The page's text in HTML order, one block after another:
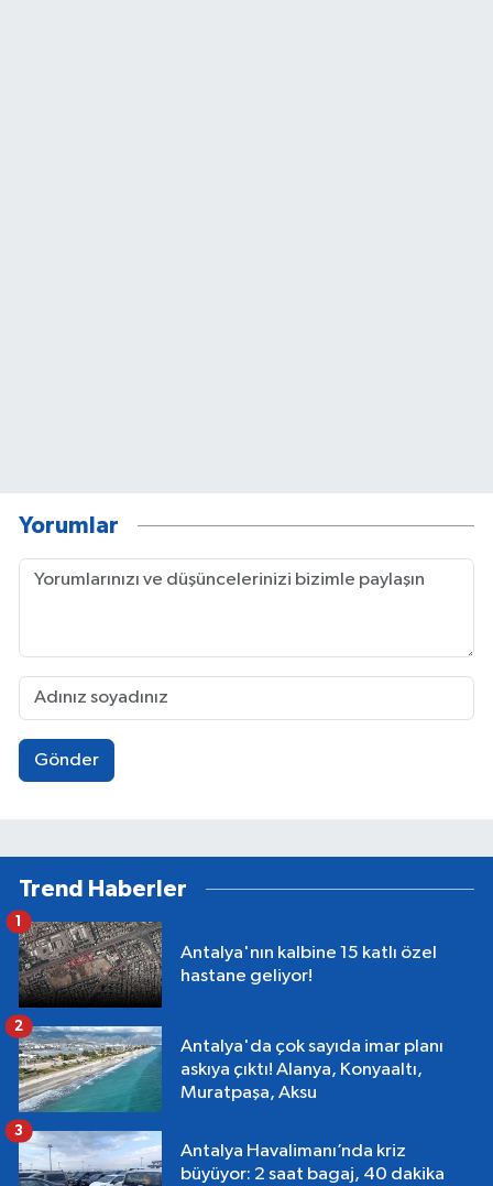
Yorumlar
Gönder
Trend Haberler
Antalya'nın kalbine 15 katlı özel
hastane geliyor!
1
Antalya'da çok sayıda imar planı
askıya çıktı! Alanya, Konyaaltı,
Muratpaşa, Aksu
2
Antalya Havalimanı’nda kriz
büyüyor: 2 saat bagaj, 40 dakika
3